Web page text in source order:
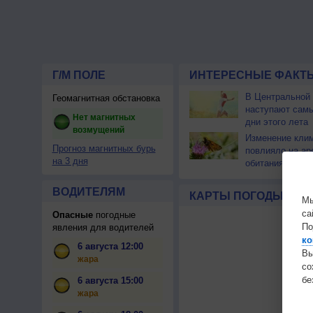
Г/М ПОЛЕ
Геомагнитная обстановка
Нет магнитных
возмущений
Прогноз магнитных бурь
на 3 дня
ВОДИТЕЛЯМ
Опасныепогодные
явления для водителей
6 августа 12:00
жара
6 августа 15:00
жара
ИНТЕРЕСНЫЕ
В Центральной
наступают
дни этого лета
Изменение
повлияло на
обитания
КАРТЫ ПОГОДЫ